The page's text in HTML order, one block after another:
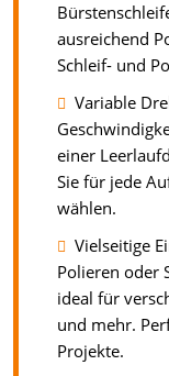
ausreichend
Schleif- und
Variable
einer
Sie für jede
wählen.
Vielseitige
Polieren oder
ideal für
und mehr.
Projekte.